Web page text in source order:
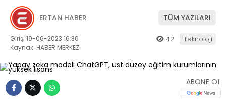
ERTAN HABER TÜM YAZILARI
Giriş: 19-06-2023 16:36
Kaynak: HABER MERKEZİ
42 Teknoloji
ABONE OL